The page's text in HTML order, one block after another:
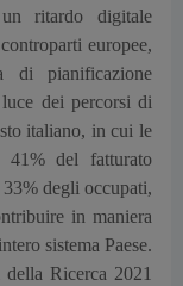
ritardo digitale
europee,
di pianificazione
dei percorsi di
italiano, in cui le
41% del fatturato
degli occupati,
in maniera
sistema Paese.
Ricerca 2021